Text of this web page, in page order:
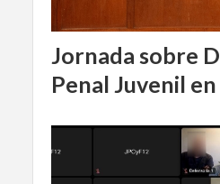
Jornada sobre
Penal Juvenil